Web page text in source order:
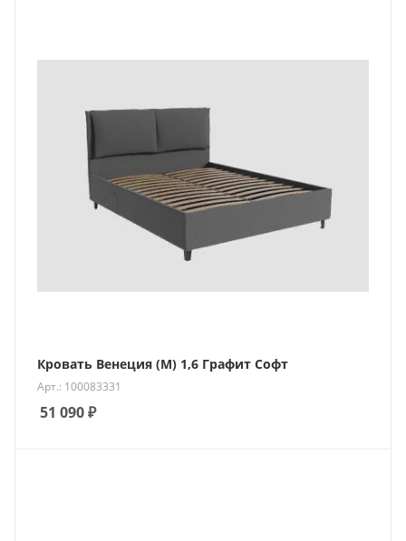
Кровать Венеция (М) 1,6 Графит Софт
Арт.: 100083331
51 090₽